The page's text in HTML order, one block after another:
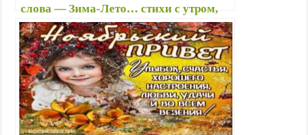
слова — Зима-Лето… стихи с утром,
хорошего дня, вечера — Новые
весенние, летние открытки